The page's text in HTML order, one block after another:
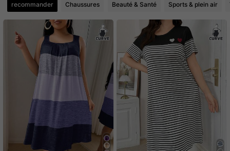
4.74 410 Suiveurs
4.74 410 Suiveurs
410 Suiveurs
410 Suiveurs
recommander Chaussures Beauté & Santé Sports & plein air